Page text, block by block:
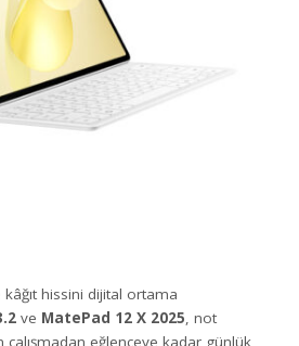
hissini dijital ortama
ve MatePad 12 X 2025, not
eğlenceye kadar günlük